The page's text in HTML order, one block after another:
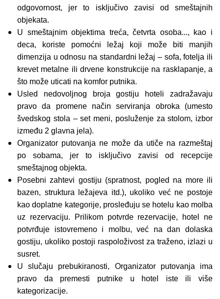
odgovornost, jer to isključivo zavisi od smeštajnih
objekata.
U smeštajnim objektima treća, četvrta osoba..., kao i
deca, koriste pomoćni ležaj koji može biti manjih
dimenzija u odnosu na standardni ležaj – sofa, fotelja ili
krevet metalne ili drvene konstrukcije na rasklapanje, a
što može uticati na komfor putnika.
Usled nedovoljnog broja gostiju hoteli zadražavaju
pravo da promene način serviranja obroka (umesto
švedskog stola – set meni, posluženje za stolom, izbor
između 2 glavna jela).
Organizator putovanja ne može da utiče na razmeštaj
po sobama, jer to isključivo zavisi od recepcije
smeštajnog objekta.
Posebni zahtevi gostiju (spratnost, pogled na more ili
bazen, struktura ležajeva itd.), ukoliko već ne postoje
kao doplatne kategorije, prosleđuju se hotelu kao molba
uz rezervaciju. Prilikom potvrde rezervacije, hotel ne
potvrđuje istovremeno i molbu, već na dan dolaska
gostiju, ukoliko postoji raspoloživost za traženo, izlazi u
susret.
U slučaju prebukiranosti, Organizator putovanja ima
pravo da premesti putnike u hotel iste ili više
kategorizacije.